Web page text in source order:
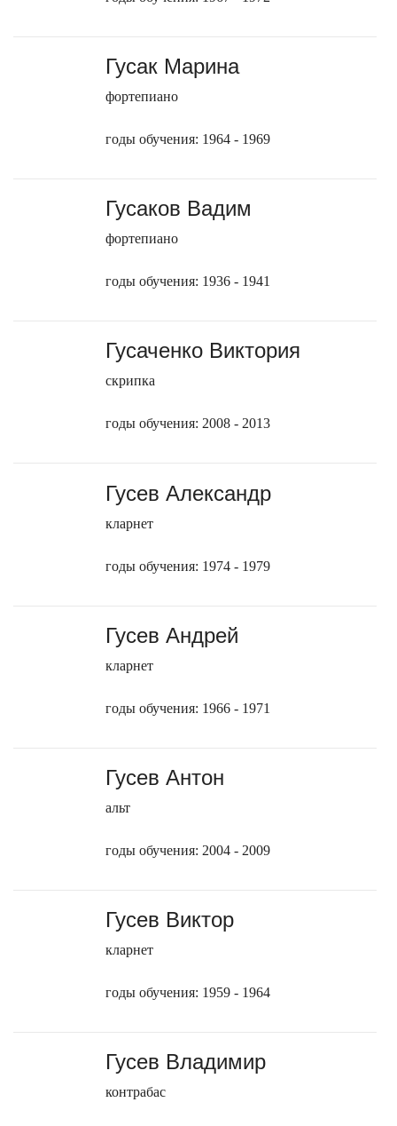
Гусак Марина
фортепиано
годы обучения: 1964 - 1969
Гусаков Вадим
фортепиано
годы обучения: 1936 - 1941
Гусаченко Виктория
скрипка
годы обучения: 2008 - 2013
Гусев Александр
кларнет
годы обучения: 1974 - 1979
Гусев Андрей
кларнет
годы обучения: 1966 - 1971
Гусев Антон
альт
годы обучения: 2004 - 2009
Гусев Виктор
кларнет
годы обучения: 1959 - 1964
Гусев Владимир
контрабас